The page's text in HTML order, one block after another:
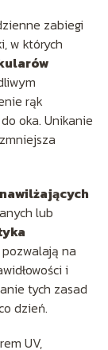
zabiegi
w których
rąk
oka. Unikanie
nawilżających
lub
pozwalają na
i
tych zasad
dzień.
UV,